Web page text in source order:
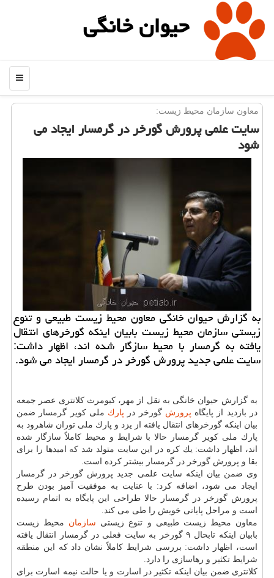
حیوان خانگی
منو
معاون سازمان محیط زیست:
سایت علمی پرورش گورخر در گرمسار ایجاد می
شود
به گزارش حیوان خانگی معاون محیط زیست طبیعی و تنوع
زیستی سازمان محیط زیست بابیان اینكه گورخرهای انتقال
یافته به گرمسار با محیط سازگار شده اند، اظهار داشت:
سایت علمی جدید پرورش گورخر در گرمسار ایجاد می شود.
به گزارش حیوان خانگی به نقل از مهر، كیومرث كلانتری عصر جمعه
در بازدید از پایگاه پرورش گورخر در پارك ملی كویر گرمسار ضمن
بیان اینكه گورخرهای انتقال یافته از یزد و پارك ملی توران شاهرود به
پارك ملی كویر گرمسار حالا با شرایط و محیط كاملاً سازگار شده
اند، اظهار داشت: یك كره در این سایت متولد شد كه امیدها را برای
بقا و پرورش گورخر در گرمسار بیشتر كرده است.
وی ضمن بیان اینكه سایت علمی جدید پرورش گورخر در گرمسار
ایجاد می شود، اضافه كرد: با عنایت به موفقیت آمیز بودن طرح
پرورش گورخر در گرمسار حالا طراحی این پایگاه به اتمام رسیده
است و مراحل پایانی خویش را طی می كند.
معاون محیط زیست طبیعی و تنوع زیستی سازمان محیط زیست
بابیان اینكه تابحال ۹ گورخر به سایت فعلی در گرمسار انتقال یافته
است، اظهار داشت: بررسی شرایط كاملاً نشان داد كه این منطقه
شرایط تكثیر و رهاسازی را دارد.
كلانتری ضمن بیان اینكه تكثیر در اسارت و یا حالت نیمه اسارت برای